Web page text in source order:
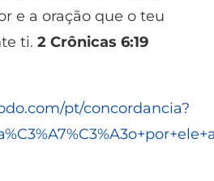
e a oração que o teu
ti. 2 Crônicas 6:19
pt/concordancia?